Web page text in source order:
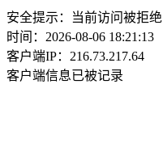
安全提示：当前访问被拒绝
时间：2026-08-06 18:21:13
客户端IP：216.73.217.64
客户端信息已被记录